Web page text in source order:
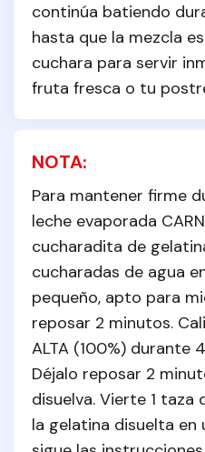
continúa batiendo
hasta que la mezcla
cuchara para servir
fruta fresca o tu
NOTA:
Para mantener firme
leche evaporada
cucharadita de
cucharadas de agua
pequeño, apto para
reposar 2 minutos.
ALTA (100%) durante
Déjalo reposar 2
disuelva. Vierte 1 taza
la gelatina disuelta en